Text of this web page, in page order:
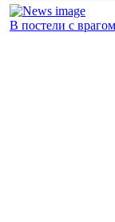
В постели с врагом